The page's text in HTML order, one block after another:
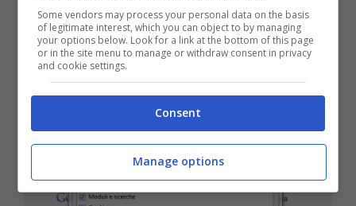
Cache di Firefox
Some vendors may process your personal data on the basis
of legitimate interest, which you can object to by managing
your options below. Look for a link at the bottom of this page
or in the site menu to manage or withdraw consent in privacy
and cookie settings.
Consent
Manage options